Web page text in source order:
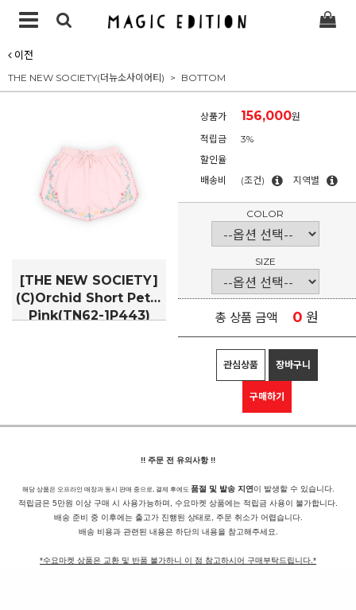
이전
THE NEW SOCIETY(더뉴소사이어티) BOTTOM
[THE NEW SOCIETY]
(C)Orchid Short Petal
Pink(TN62-1P443)
상품가 156,000원
적립금
3%
할인율
배송비
(조건) 지역별
COLOR
SIZE
총 상품 금액 0 원
관심상품 장바구니
구매하기
!! 주문 전 유의사항 !!
해당 상품은 오프라인 매장과 동시 판매 중으로, 결제 후에도 품절 및 발송 지연 이 발생할 수 있습니다.
적립금은 5만원 이상 구매 시 사용가능하며, 수요마켓 상품에는 적립금 사용이 불가합니다.
배송 준비 중 이후에는 출고가 진행된 상태로, 주문 취소가 어렵습니다.
배송 비용과 관련된 내용은 하단의 내용을 참고해주세요.
*수요마켓 상품은 교환 및 반품 불가하니 이 점 참고하시어 구매부탁드립니다.*